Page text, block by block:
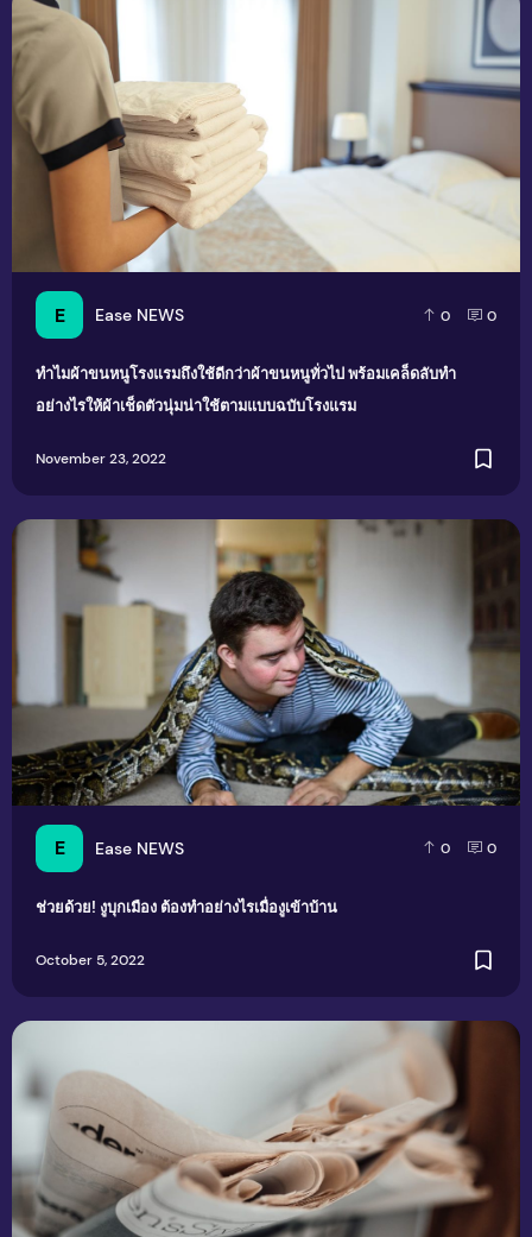
E Ease NEWS 0 0
ทำไมผ้าขนหนูโรงแรมถึงใช้ดีกว่าผ้าขนหนูทั่วไป พร้อมเคล็ดลับทำ
อย่างไรให้ผ้าเช็ดตัวนุ่มน่าใช้ตามแบบฉบับโรงแรม
November 23, 2022
E Ease NEWS 0 0
ช่วยด้วย! งูบุกเมือง ต้องทำอย่างไรเมื่องูเข้าบ้าน
October 5, 2022
ช่วยด้วย! งูบุกเมือง ต้องทำอย่างไรเมื่องูเข้าบ้าน
ทำให้รองเท้าแห้งเร็วขึ้นด้วยหนังสือพิมพ์